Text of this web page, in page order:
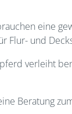
eine
Flur- und
verleiht
Beratung